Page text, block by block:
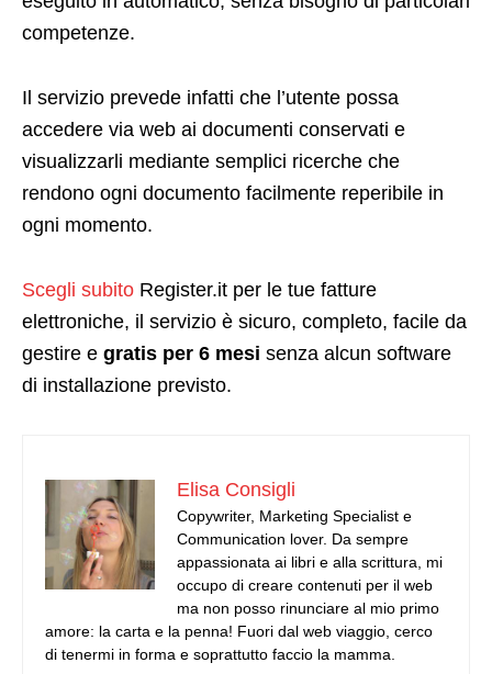
competenze.
Il servizio prevede infatti che l’utente possa
accedere via web ai documenti conservati e
visualizzarli mediante semplici ricerche che
rendono ogni documento facilmente reperibile in
ogni momento.
Scegli subito Register.it per le tue fatture
elettroniche, il servizio è sicuro, completo, facile da
gestire e gratis per 6 mesi senza alcun software
di installazione previsto.
Elisa Consigli
Copywriter, Marketing Specialist e
Communication lover. Da sempre
appassionata ai libri e alla scrittura, mi
occupo di creare contenuti per il web
ma non posso rinunciare al mio primo
amore: la carta e la penna! Fuori dal web viaggio, cerco
di tenermi in forma e soprattutto faccio la mamma.